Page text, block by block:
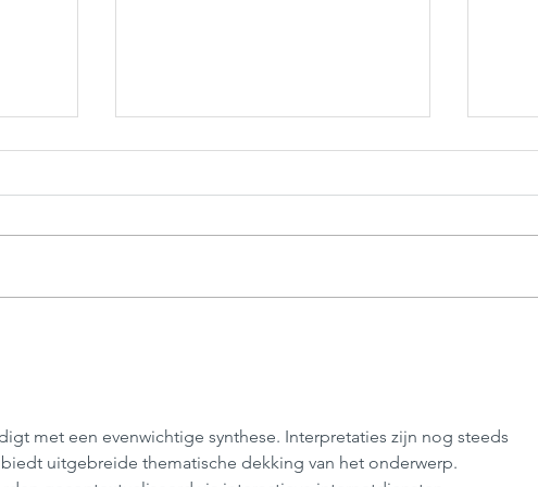
Kisla repa s krompirjem
met een evenwichtige synthese. Interpretaties zijn nog steeds
uitgebreide thematische dekking van het onderwerp.